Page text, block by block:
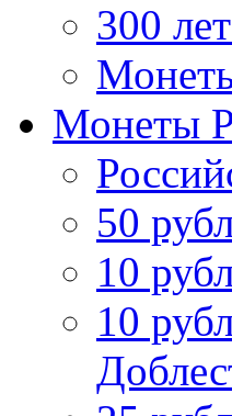
300
Монеты
50
10
10